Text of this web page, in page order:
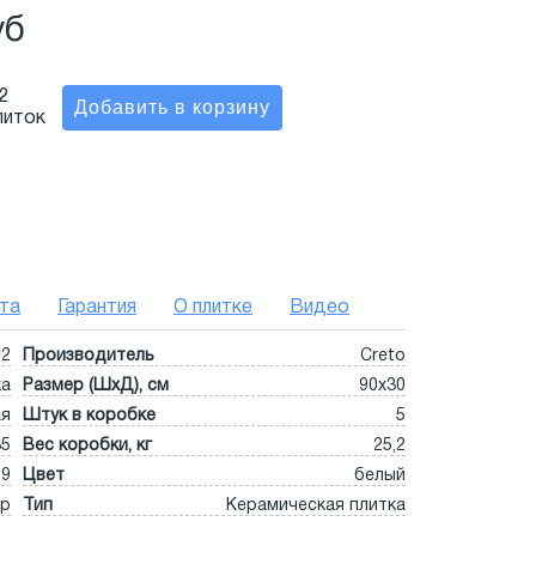
Гарантия О плитке Видео
Производитель
Creto
Размер (ШхД), см
90x30
Штук в коробке
5
Вес коробки, кг
25,2
9 Цвет
белый
Тип Керамическая плитка